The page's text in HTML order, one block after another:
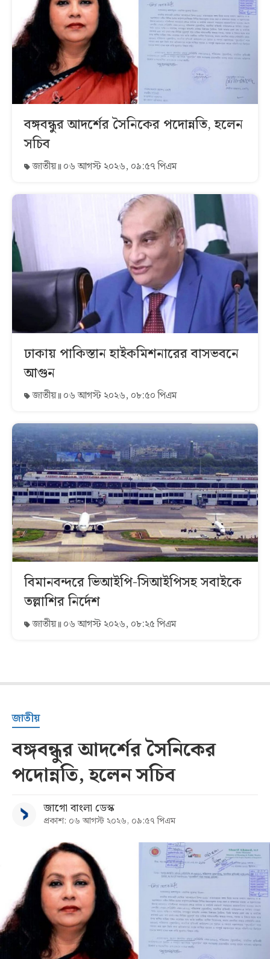
বঙ্গবন্ধুর আদর্শের সৈনিকের পদোন্নতি, হলেন
সচিব
জাতীয় ০৬ আগস্ট ২০২৬, ০৯:৫৭ পিএম
ঢাকায় পাকিস্তান হাইকমিশনারের বাসভবনে
আগুন
জাতীয় ০৬ আগস্ট ২০২৬, ০৮:৫০ পিএম
বিমানবন্দরে ভিআইপি-সিআইপিসহ সবাইকে
তল্লাশির নির্দেশ
জাতীয় ০৬ আগস্ট ২০২৬, ০৮:২৫ পিএম
জাতীয়
বঙ্গবন্ধুর আদর্শের সৈনিকের
পদোন্নতি, হলেন সচিব
জাগো বাংলা ডেস্ক
প্রকাশ: ০৬ আগস্ট ২০২৬, ০৯:৫৭ পিএম